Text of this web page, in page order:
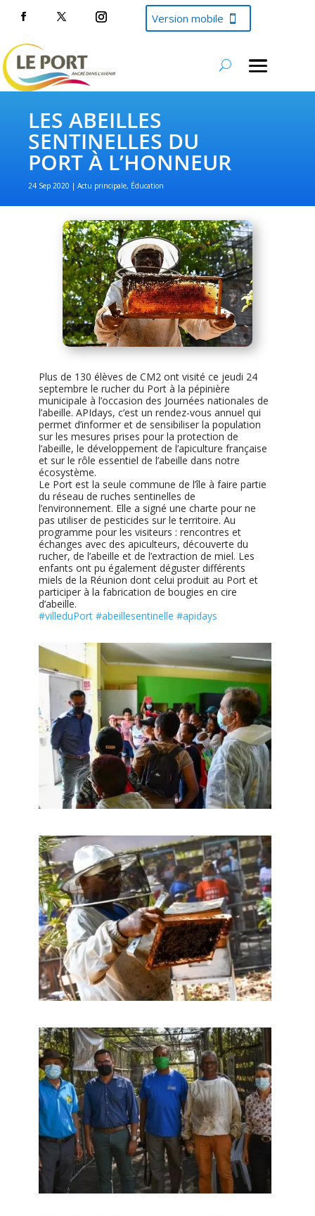
Version mobile
LES ABEILLES
SENTINELLES DU
PORT À L’HONNEUR
24 Sep 2020 Actu principale, Éducation
Plus de 130 élèves de CM2 ont visité ce jeudi 24
septembre le rucher du Port à la pépinière
municipale à l’occasion des Journées nationales de
l’abeille. APIdays, c’est un rendez-vous annuel qui
permet d’informer et de sensibiliser la population
sur les mesures prises pour la protection de
l’abeille, le développement de l’apiculture française
et sur le rôle essentiel de l’abeille dans notre
écosystème.
Le Port est la seule commune de l’île à faire partie
du réseau de ruches sentinelles de
l’environnement. Elle a signé une charte pour ne
pas utiliser de pesticides sur le territoire. Au
programme pour les visiteurs : rencontres et
échanges avec des apiculteurs, découverte du
rucher, de l’abeille et de l’extraction de miel. Les
enfants ont pu également déguster différents
miels de la Réunion dont celui produit au Port et
participer à la fabrication de bougies en cire
d’abeille.
#villeduPort #abeillesentinelle #apidays